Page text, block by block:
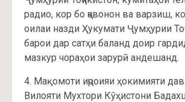
радио, кор бо ҷавонон ва варзиш,
оилаи назди Ҳукумати Ҷумҳурии
барои дар сатҳи баланд доир
мазкур чораҳои зарурӣ андешанд.
4. Мақомоти иҷроияи ҳокимияти
Вилояти Мухтори Кӯҳистони